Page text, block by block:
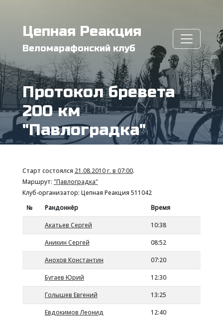
Цепная Реакция
Веломарафонский клуб
Протокол бревета
200 км
"Павлоградка"
Старт состоялся 21.08.2010 г. в 07:00.
Маршрут: "Павлоградка"
Клуб-организатор: Цепная Реакция 511042
№
Рандоннёр Время
Акатьев Сергей 10:38
Аникин Сергей 08:52
Анохов Константин 07:20
Бугаев Юрий 12:30
Голышев Евгений 13:25
Евдокимов Леонид 12:40